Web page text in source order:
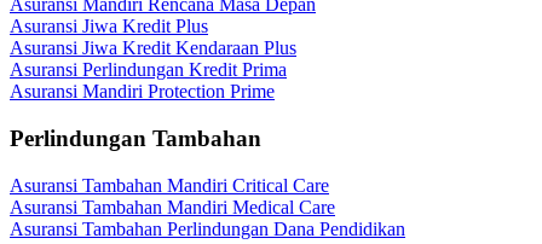
Asuransi Mandiri Rencana Masa Depan
Asuransi Jiwa Kredit Plus
Asuransi Jiwa Kredit Kendaraan Plus
Asuransi Perlindungan Kredit Prima
Asuransi Mandiri Protection Prime
Perlindungan Tambahan
Asuransi Tambahan Mandiri Critical Care
Asuransi Tambahan Mandiri Medical Care
Asuransi Tambahan Perlindungan Dana Pendidikan